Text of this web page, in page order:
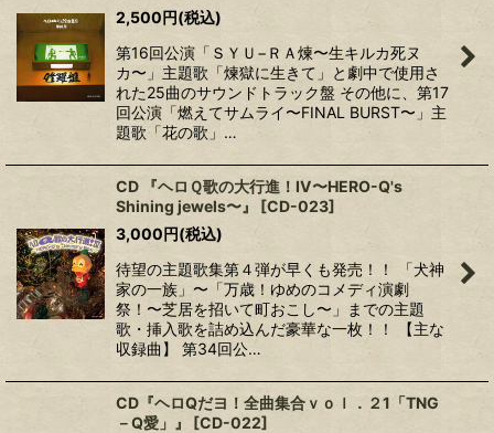
2,500円(税込)
第16回公演「ＳＹＵ−ＲＡ煉〜生キルカ死ヌ
カ〜」主題歌「煉獄に生きて」と劇中で使用さ
れた25曲のサウンドトラック盤 その他に、第17
回公演「燃えてサムライ〜FINAL BURST〜」主
題歌「花の歌」…
CD 『ヘロＱ歌の大行進！IV〜HERO-Q's
Shining jewels〜』
[CD-023]
3,000円(税込)
待望の主題歌集第４弾が早くも発売！！ 「犬神
家の一族」〜「万歳！ゆめのコメディ演劇
祭！〜芝居を招いて町おこし〜」までの主題
歌・挿入歌を詰め込んだ豪華な一枚！！ 【主な
収録曲】 第34回公…
CD『ヘロQだヨ！全曲集合ｖｏｌ．２1「TNG
－Q愛」』
[CD-022]